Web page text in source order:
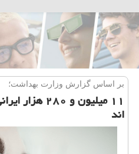
بر اساس گزارش وزارت بهداشت؛
اند